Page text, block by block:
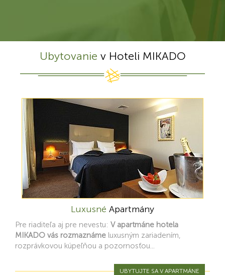
Ubytovanie v Hoteli MIKADO
Luxusné Apartmány
Pre riaditeľa aj pre nevestu: V apartmáne hotela
MIKADO vás rozmaznáme luxusným zariadením,
rozprávkovou kúpeľňou a pozornosťou...
UBYTUJTE SA V APARTMÁNE